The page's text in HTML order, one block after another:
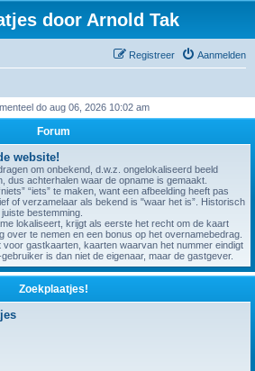
door Arnold Tak
Aanmelden
Registreer
do aug 06, 2026 10:02 am
Forum
website!
om onbekend, d.w.z. ongelokaliseerd beeld
dus achterhalen waar de opname is gemaakt.
“iets” te maken, want een afbeelding heeft pas
of verzamelaar als bekend is "waar het is”. Historisch
bestemming.
lokaliseert, krijgt als eerste het recht om de kaart
over te nemen en een bonus op het overnamebedrag.
voor gastkaarten, kaarten waarvan het nummer eindigt
is dan niet de eigenaar, maar de gastgever.
Zoekplaatjes!